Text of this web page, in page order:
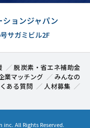
ョンジャパン
サガミビル2F
脱炭素・省エネ補助金
業マッチング
みんなの
ある質問
人材募集
All Rights Reserved.